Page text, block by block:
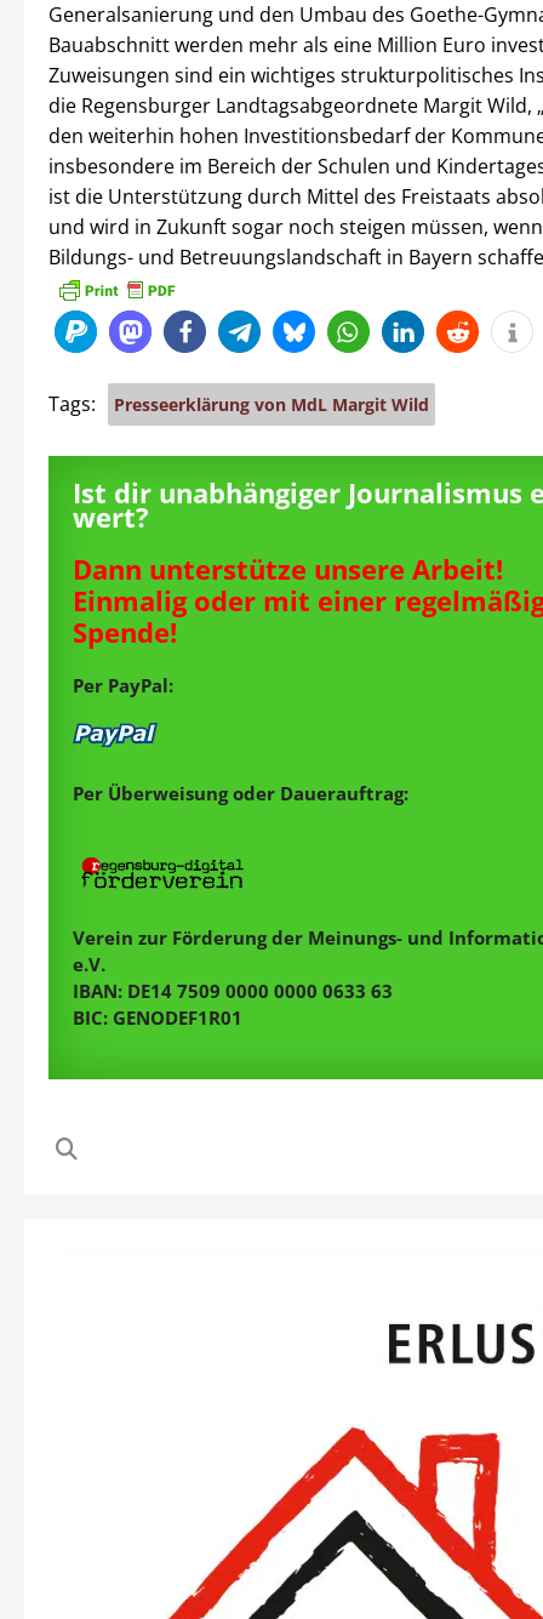
Generalsanierung und den Umbau des Goethe-
Bauabschnitt werden mehr als eine Million Euro
Zuweisungen sind ein wichtiges strukturpolitisches
die Regensburger Landtagsabgeordnete Margit Wild,
den weiterhin hohen Investitionsbedarf der
insbesondere im Bereich der Schulen und
ist die Unterstützung durch Mittel des Freistaats
und wird in Zukunft sogar noch steigen müssen,
Bildungs- und Betreuungslandschaft in Bayern
Tags: Presseerklärung von MdL Margit Wild
Ist dir unabhängiger Journalismus
wert?
Dann unterstütze unsere Arbeit!
Einmalig oder mit einer
Spende!
Per PayPal:
Per Überweisung oder Dauerauftrag:
Verein zur Förderung der Meinungs- und
e.V.
IBAN: DE14 7509 0000 0000 0633 63
BIC: GENODEF1R01